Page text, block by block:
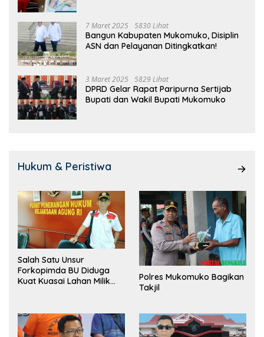
7 Maret 2025 5830 Lihat
Bangun Kabupaten Mukomuko, Disiplin
ASN dan Pelayanan Ditingkatkan!
3 Maret 2025 5829 Lihat
DPRD Gelar Rapat Paripurna Sertijab
Bupati dan Wakil Bupati Mukomuko
Hukum & Peristiwa
Salah Satu Unsur
Forkopimda BU Diduga
Kuat Kuasai Lahan Milik
Polres Mukomuko Bagikan
Takjil